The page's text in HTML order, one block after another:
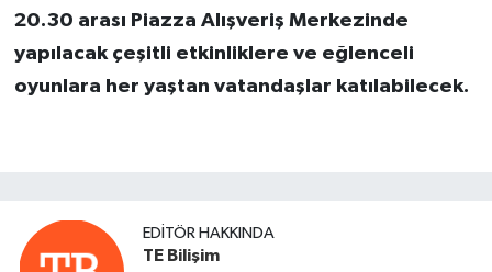
20.30 arası Piazza Alışveriş Merkezinde
yapılacak çeşitli etkinliklere ve eğlenceli
oyunlara her yaştan vatandaşlar katılabilecek.
EDITÖR HAKKINDA
TE Bilişim